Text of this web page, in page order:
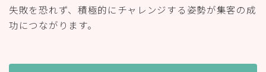
失敗を恐れず、積極的にチャレンジする姿勢が集客の成
功につながります。